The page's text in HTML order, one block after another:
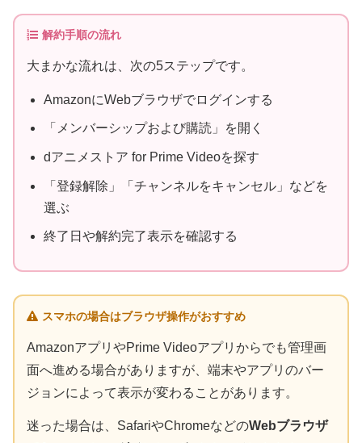
解約手順の流れ
大まかな流れは、次の5ステップです。
AmazonにWebブラウザでログインする
「メンバーシップおよび購読」を開く
dアニメストア for Prime Videoを探す
「登録解除」「チャンネルをキャンセル」などを
選ぶ
終了日や解約完了表示を確認する
スマホの場合はブラウザ操作がおすすめ
AmazonアプリやPrime Videoアプリからでも管理画
面へ進める場合がありますが、端末やアプリのバー
ジョンによって表示が変わることがあります。
迷った場合は、SafariやChromeなどのWebブラウザ